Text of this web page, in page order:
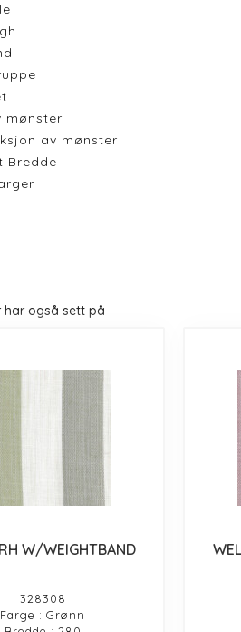
mønster
av mønster
Bredde
har også sett på
W/WEIGHTBAND
328308
Farge : Grønn